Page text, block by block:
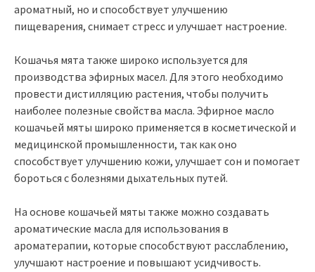
ароматный, но и способствует улучшению
пищеварения, снимает стресс и улучшает настроение.
Кошачья мята также широко используется для
производства эфирных масел. Для этого необходимо
провести дистилляцию растения, чтобы получить
наиболее полезные свойства масла. Эфирное масло
кошачьей мяты широко применяется в косметической и
медицинской промышленности, так как оно
способствует улучшению кожи, улучшает сон и помогает
бороться с болезнями дыхательных путей.
На основе кошачьей мяты также можно создавать
ароматические масла для использования в
ароматерапии, которые способствуют расслаблению,
улучшают настроение и повышают усидчивость.